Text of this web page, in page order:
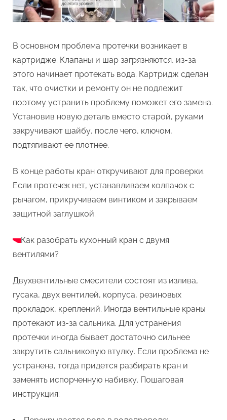
В основном проблема протечки возникает в
картридже. Клапаны и шар загрязняются, из-за
этого начинает протекать вода. Картридж сделан
так, что очистки и ремонту он не подлежит
поэтому устранить проблему поможет его замена.
Установив новую деталь вместо старой, руками
закручивают шайбу, после чего, ключом,
подтягивают ее плотнее.
В конце работы кран откручивают для проверки.
Если протечек нет, устанавливаем колпачок с
рычагом, прикручиваем винтиком и закрываем
защитной заглушкой.
Как разобрать кухонный кран с двумя
вентилями?
Двухвентильные смесители состоят из излива,
гусака, двух вентилей, корпуса, резиновых
прокладок, креплений. Иногда вентильные краны
протекают из-за сальника. Для устранения
протечки иногда бывает достаточно сильнее
закрутить сальниковую втулку. Если проблема не
устранена, тогда придется разбирать кран и
заменять испорченную набивку. Пошаговая
инструкция: